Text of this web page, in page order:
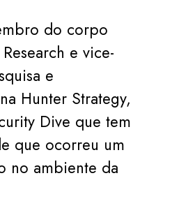
do corpo
e vice-
e
Hunter Strategy,
Dive que tem
que ocorreu um
no ambiente da